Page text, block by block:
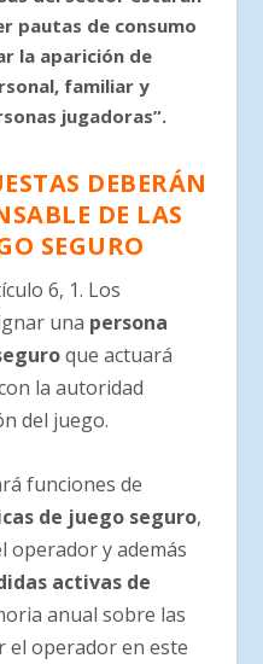
pautas de consumo
la aparición de
familiar y
jugadoras”.
DEBERÁN
DE LAS
SEGURO
6, 1. Los
una persona
que actuará
la autoridad
del juego.
funciones de
de juego seguro,
operador y además
activas de
anual sobre las
el operador en este